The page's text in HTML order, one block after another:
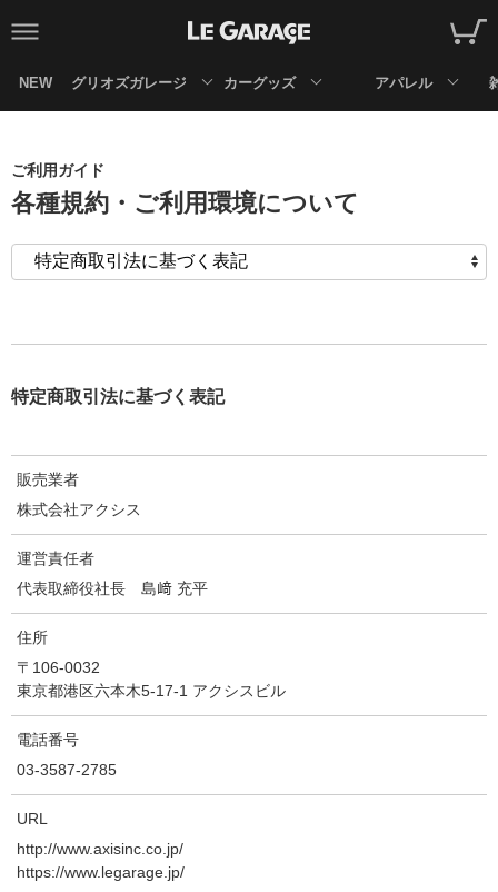
NEW グリオズガレージ カーグッズ アパレル
ご利用ガイド
各種規約・ご利用環境について
特定商取引法に基づく表記
販売業者
株式会社アクシス
運営責任者
代表取締役社長 島﨑 充平
住所
〒106-0032
東京都港区六本木5-17-1 アクシスビル
電話番号
03-3587-2785
URL
http://www.axisinc.co.jp/
https://www.legarage.jp/